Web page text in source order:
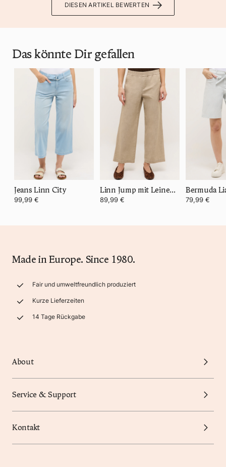
DIESEN ARTIKEL BEWERTEN
Das könnte Dir gefallen
Jeans Linn City
99,99 €
Linn Jump mit Leinen-Optik
89,99 € 79,99 €
Made in Europe. Since 1980.
Fair und umweltfreundlich produziert
Kurze Lieferzeiten
14 Tage Rückgabe
About
Service & Support
Kontakt